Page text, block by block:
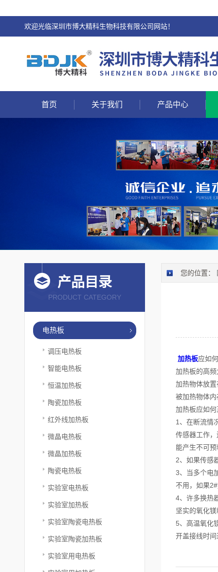
欢迎光临深圳市博大精科生物科技有限公司网站！
首页 关于我们 产品中心
产品目录
PRODUCT CATEGORY
电热板
调压电热板
智能电热板
恒温加热板
陶瓷加热板
红外线加热板
微晶电热板
微晶加热板
陶瓷电热板
实验室电热板
实验室加热板
实验室陶瓷电热板
实验室陶瓷加热板
实验室用电热板
您的位置：
加热板应如
加热板的高
加热物体放
被加热物体
加热板应如
1、在断流情
传感器工作
能产生不可
2、如果传感
3、当多个电
不用，如果
4、许多换热
坚实的氧化
5、高温氧化
开盖接线时